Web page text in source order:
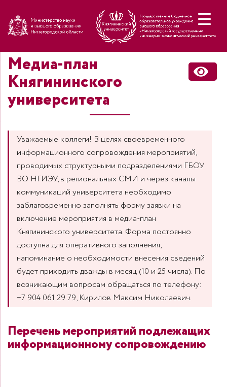
Медиа-план
Княгининского
университета
Уважаемые коллеги! В целях своевременного
информационного сопровождения мероприятий,
проводимых структурными подразделениями ГБОУ
ВО НГИЭУ, в региональных СМИ и через каналы
коммуникаций университета необходимо
заблаговременно заполнять форму заявки на
включение мероприятия в медиа-план
Княгининского университета. Форма постоянно
доступна для оперативного заполнения,
напоминание о необходимости внесения сведений
будет приходить дважды в месяц (10 и 25 числа). По
возникающим вопросам обращаться по телефону:
+7 904 061 29 79, Кирилов Максим Николаевич.
Перечень мероприятий подлежащих
информационному сопровождению